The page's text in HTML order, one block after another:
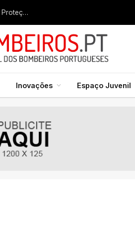
Liga dos Bombeiros quer fazer nascer licenciatura em Ciências de Proteção Civil e Bombeiros
Inovações Espaço Juvenil